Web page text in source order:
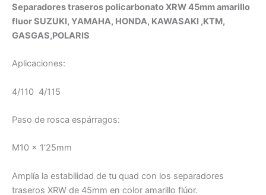
Separadores traseros policarbonato XRW 45mm amarillo
fluor SUZUKI, YAMAHA, HONDA, KAWASAKI ,KTM,
GASGAS,POLARIS
Aplicaciones:
4/110 4/115
Paso de rosca espárragos:
M10 x 1’25mm
Amplía la estabilidad de tu quad con los separadores
traseros XRW de 45mm en color amarillo flúor.